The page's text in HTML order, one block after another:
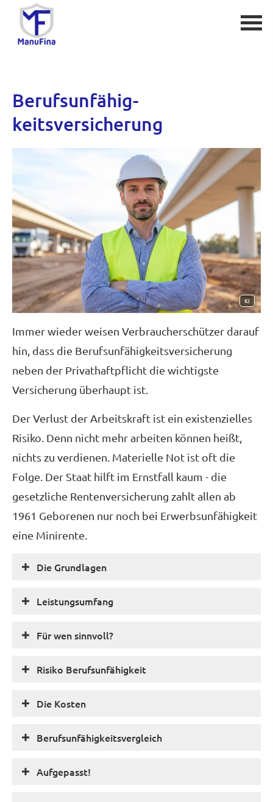
Berufs­unfähig­
keitsversicherung
KI
Immer wieder weisen Verbraucherschützer darauf
hin, dass die Berufs­unfähig­keitsversicherung
neben der Privathaftpflicht die wichtigste
Versicherung überhaupt ist.
Der Verlust der Arbeitskraft ist ein existenzielles
Risiko. Denn nicht mehr arbeiten können heißt,
nichts zu verdienen. Materielle Not ist oft die
Folge. Der Staat hilft im Ernstfall kaum - die
gesetzliche Rentenversicherung zahlt allen ab
1961 Geborenen nur noch bei Erwerbsunfähigkeit
eine Minirente.
Die Grundlagen
Leistungsumfang
Für wen sinnvoll?
Risiko Berufs­unfähig­keit
Die Kosten
Berufs­unfähig­keitsvergleich
Aufgepasst!